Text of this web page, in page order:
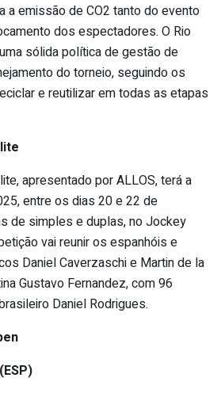
a emissão de CO2 tanto do evento
dos espectadores. O Rio
sólida política de gestão de
do torneio, seguindo os
e reutilizar em todas as etapas
apresentado por ALLOS, terá a
entre os dias 20 e 22 de
de simples e duplas, no Jockey
vai reunir os espanhóis e
Daniel Caverzaschi e Martin de la
Gustavo Fernandez, com 96
Daniel Rodrigues.